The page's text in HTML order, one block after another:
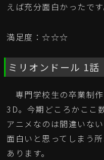
えば充分面白かったです
満足度：☆☆☆
ミリオンドール 1話
専門学校生の卒業制
3D。今期どころかここ
アニメなのは間違いな
面白いと思ってしまう
あります。